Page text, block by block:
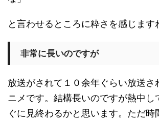
と言わせるところに粋さを感じます
非常に長いのですが
放送がされて１０余年ぐらい放送さ
ニメです。結構長いのですが熱中し
ぐに見終わるかと思います。ただ時